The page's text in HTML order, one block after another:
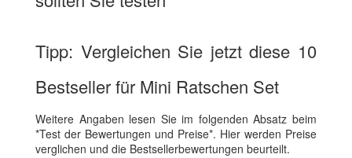
Tipp: Vergleichen Sie jetzt diese 10
Bestseller für Mini Ratschen Set
Weitere Angaben lesen Sie im folgenden Absatz beim
*Test der Bewertungen und Preise*. Hier werden Preise
verglichen und die Bestsellerbewertungen beurteilt.